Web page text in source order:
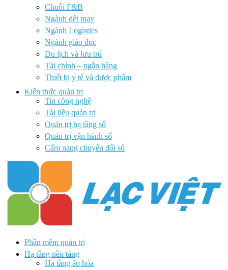
Chuỗi F&B
Ngành dệt may
Ngành Logistics
Ngành giáo dục
Du lịch và lưu trú
Tài chính – ngân hàng
Thiết bị y tế và dược phẩm
Kiến thức quản trị
Tin công nghệ
Tài liệu quản trị
Quản trị hạ tầng số
Quản trị vận hành số
Cẩm nang chuyển đổi số
Phần mềm quản trị
Hạ tầng nền tảng
Hạ tầng ảo hóa